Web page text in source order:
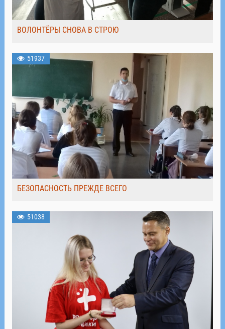
ВОЛОНТЁРЫ СНОВА В СТРОЮ
51937
БЕЗОПАСНОСТЬ ПРЕЖДЕ ВСЕГО
51038